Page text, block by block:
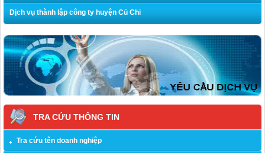
Dịch vụ thành lập công ty huyện Củ Chi
TRA CỨU THÔNG TIN
Tra cứu tên doanh nghiệp